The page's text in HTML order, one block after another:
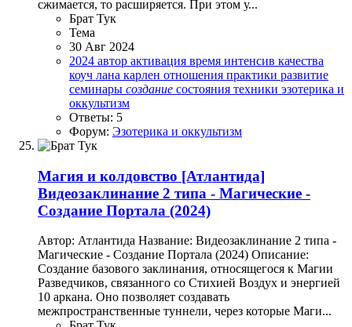
сжимается, то расширяется. При этом у...
Брат Тук
Тема
30 Авг 2024
2024 автор активация время интенсив качества
коуч лана карлен отношения практики развитие
семинары создание состояния техники эзотерика и
оккультизм
Ответы: 5
Форум: Эзотерика и оккультизм
Магия и колдовство [Атлантида]
Видеозаклинание 2 типа - Магические -
Создание Портала (2024)
Автор: Атлантида Название: Видеозаклинание 2 типа -
Магические - Создание Портала (2024) Описание:
Создание базового заклинания, относящегося к Магии
Разведчиков, связанного со Стихией Воздух и энергией
10 аркана. Оно позволяет создавать
межпространственные туннели, через которые Маги...